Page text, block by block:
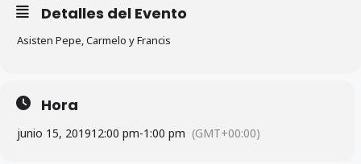
Detalles del Evento
Asisten Pepe, Carmelo y Francis
Hora
junio 15, 201912:00 pm-1:00 pm (GMT+00:00)